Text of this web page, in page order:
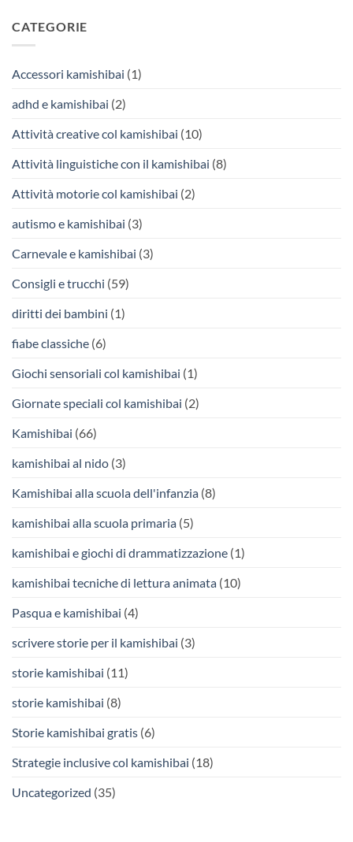
CATEGORIE
Accessori kamishibai (1)
adhd e kamishibai (2)
Attività creative col kamishibai (10)
Attività linguistiche con il kamishibai (8)
Attività motorie col kamishibai (2)
autismo e kamishibai (3)
Carnevale e kamishibai (3)
Consigli e trucchi (59)
diritti dei bambini (1)
fiabe classiche (6)
Giochi sensoriali col kamishibai (1)
Giornate speciali col kamishibai (2)
Kamishibai (66)
kamishibai al nido (3)
Kamishibai alla scuola dell'infanzia (8)
kamishibai alla scuola primaria (5)
kamishibai e giochi di drammatizzazione (1)
kamishibai tecniche di lettura animata (10)
Pasqua e kamishibai (4)
scrivere storie per il kamishibai (3)
storie kamishibai (11)
storie kamishibai (8)
Storie kamishibai gratis (6)
Strategie inclusive col kamishibai (18)
Uncategorized (35)